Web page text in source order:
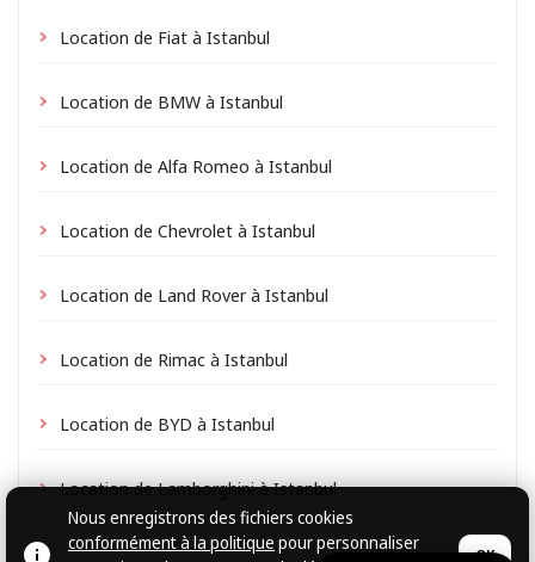
Location de Fiat à Istanbul
Location de BMW à Istanbul
Location de Alfa Romeo à Istanbul
Location de Chevrolet à Istanbul
Location de Land Rover à Istanbul
Location de Rimac à Istanbul
Location de BYD à Istanbul
Location de Lamborghini à Istanbul
Nous enregistrons des fichiers cookies
conformément à la politique pour personnaliser
OK